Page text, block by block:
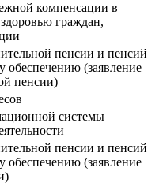
компенсации в
граждан,
пенсии и пенсий
обеспечению (заявление
пенсии)
системы
пенсии и пенсий
обеспечению (заявление